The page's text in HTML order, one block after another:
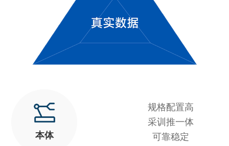
本体
规格配置高
采训推一体
可靠稳定